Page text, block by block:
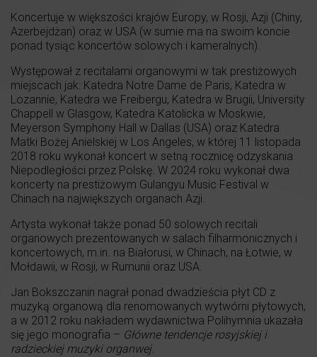
Koncertuje w większości krajów Europy, w Rosji, Azji (Chiny,
Azerbejdżan) oraz w USA (w sumie ma na swoim koncie
ponad tysiąc koncertów solowych i kameralnych).
Występował z recitalami organowymi w tak prestiżowych
miejscach jak: Katedra Notre Dame de Paris, Katedra w
Lozannie, Katedra we Freibergu, Katedra w Brugii, University
Chappell w Glasgow, Katedra Katolicka w Moskwie,
Meyerson Symphony Hall w Dallas (USA) oraz Katedra
Matki Bożej Anielskiej w Los Angeles, w której 11 listopada
2018 roku wykonał koncert w setną rocznicę odzyskania
Niepodległości przez Polskę. W 2024 roku wykonał dwa
koncerty na prestiżowym Gulangyu Music Festival w
Chinach na największych organach Azji.
Artysta wykonał także ponad 50 solowych recitali
organowych prezentowanych w salach filharmonicznych i
koncertowych, m.in. na Białorusi, w Chinach, na Łotwie, w
Mołdawii, w Rosji, w Rumunii oraz USA.
Jan Bokszczanin nagrał ponad dwadzieścia płyt CD z
muzyką organową dla renomowanych wytwórni płytowych,
a w 2012 roku nakładem wydawnictwa Polihymnia ukazała
się jego monografia – Główne tendencje rosyjskiej i
radzieckiej muzyki organwej.